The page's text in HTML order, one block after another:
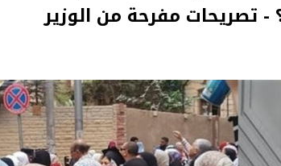
- تصريحات مفرحة من الوزير